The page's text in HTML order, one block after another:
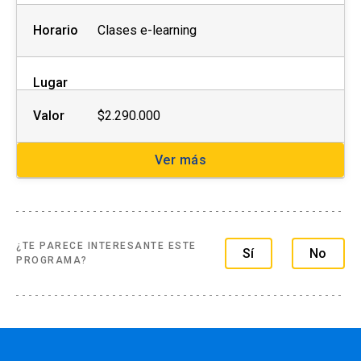
1 Trabajo Grupal 30%
1 evaluación final 30%
CURSO 2: Herramientas del big data para la
Docente(s):Pablo Marshall Rivera
Economía y Administración
Horario Clases e-learning
Lugar
Valor $2.290.000
Ver más
¿TE PARECE INTERESANTE ESTE
PROGRAMA?
Sí No